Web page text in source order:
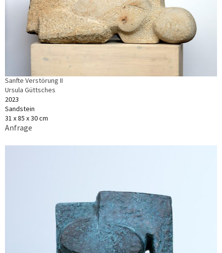
Sanfte Verstörung II
Ursula Güttsches
2023
Sandstein
31 x 85 x 30 cm
Anfrage